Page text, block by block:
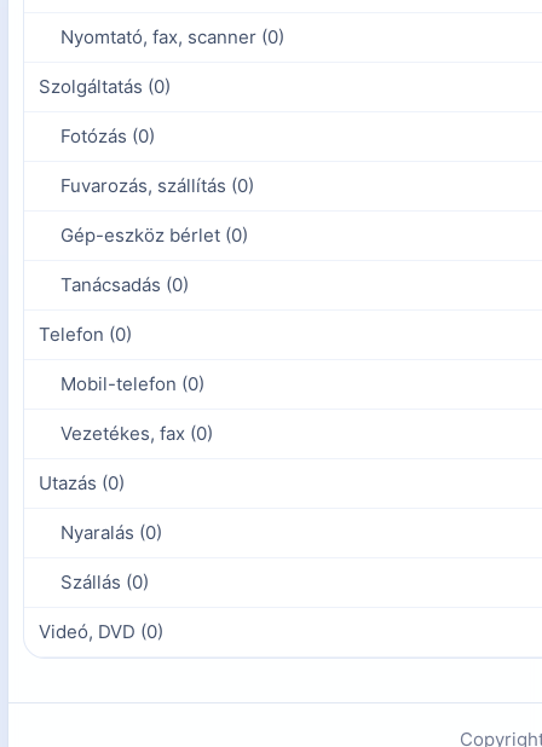
Nyomtató, fax, scanner (0)
Szolgáltatás (0)
Fotózás (0)
Fuvarozás, szállítás (0)
Gép-eszköz bérlet (0)
Tanácsadás (0)
Telefon (0)
Mobil-telefon (0)
Vezetékes, fax (0)
Utazás (0)
Nyaralás (0)
Szállás (0)
Videó, DVD (0)